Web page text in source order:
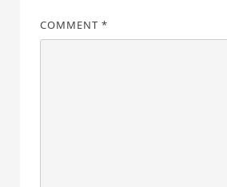
COMMENT *